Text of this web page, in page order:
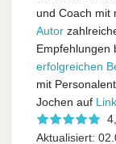
und Coach mit
Autor
Empfehlungen
erfolgreichen
mit
Jochen auf
Aktualisiert: